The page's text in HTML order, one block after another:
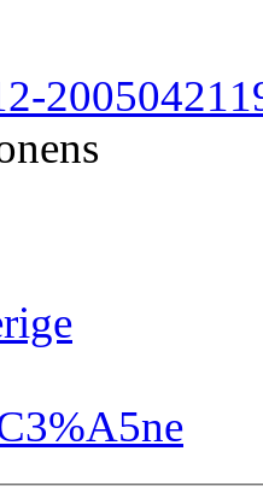
20050421